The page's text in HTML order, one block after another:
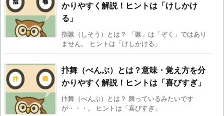
かりやすく解説！ヒントは「けしかけ
る」
指嗾（しそう）とは？ 「嗾」は「ぞく」ではあり
ません。 ヒントは「けしかける」
抃舞（べんぶ）とは？意味・覚え方を分
かりやすく解説！ヒントは「喜びすぎ」
抃舞（べんぶ）とは？ 舞っているみたいです
が・・・。 ヒントは「喜びすぎ」